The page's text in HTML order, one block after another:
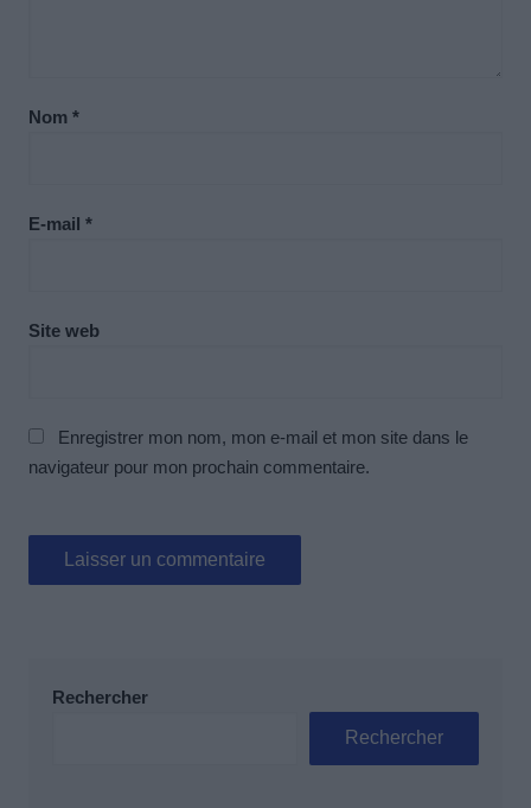
Nom *
E-mail *
Site web
Enregistrer mon nom, mon e-mail et mon site dans le
navigateur pour mon prochain commentaire.
Rechercher
Rechercher